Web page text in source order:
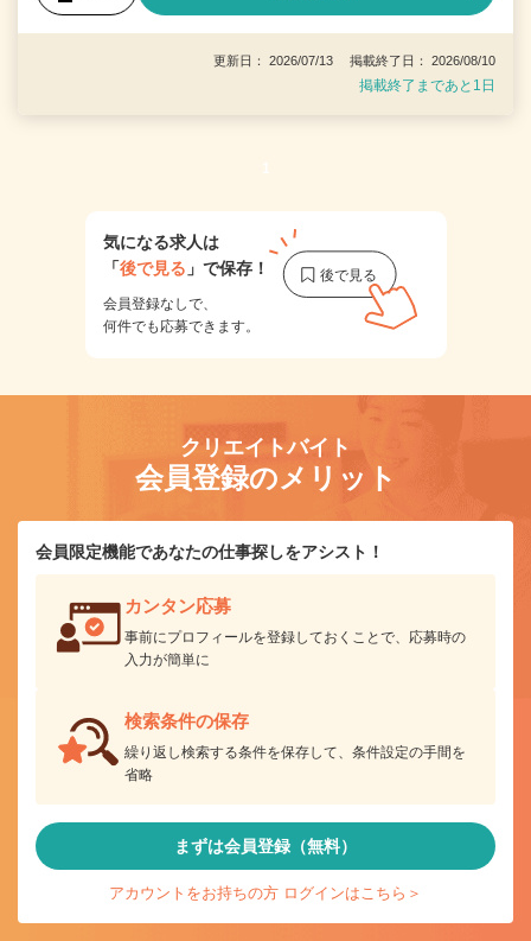
更新日： 2026/07/13 掲載終了日： 2026/08/10
掲載終了まであと1日
1
気になる求人は
「後で見る 」で保存！
会員登録なしで、
何件でも応募できます。
クリエイトバイト
会員登録のメリット
会員限定機能であなたの仕事探しをアシスト！
カンタン応募
事前にプロフィールを登録しておくことで、応募時の
入力が簡単に
検索条件の保存
繰り返し検索する条件を保存して、条件設定の手間を
省略
まずは会員登録（無料）
アカウントをお持ちの方 ログインはこちら＞